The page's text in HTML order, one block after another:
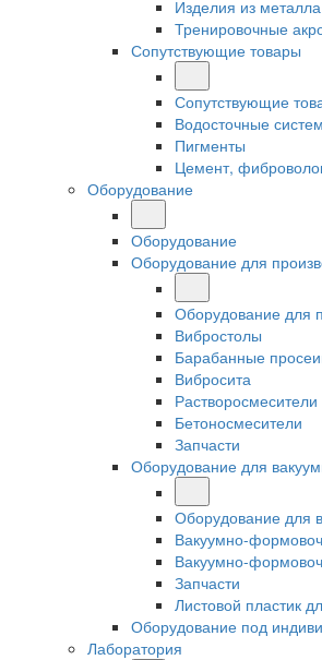
Изделия из металла
Тренировочные
Сопутствующие товары
Сопутствующие
Водосточные
Пигменты
Цемент,
Оборудование
Оборудование
Оборудование для
Оборудование для
Вибростолы
Барабанные
Вибросита
Растворосмесители
Бетоносмесители
Запчасти
Оборудование для
Оборудование для
Вакуумно-
Вакуумно-
Запчасти
Листовой пластик
Оборудование под
Лаборатория